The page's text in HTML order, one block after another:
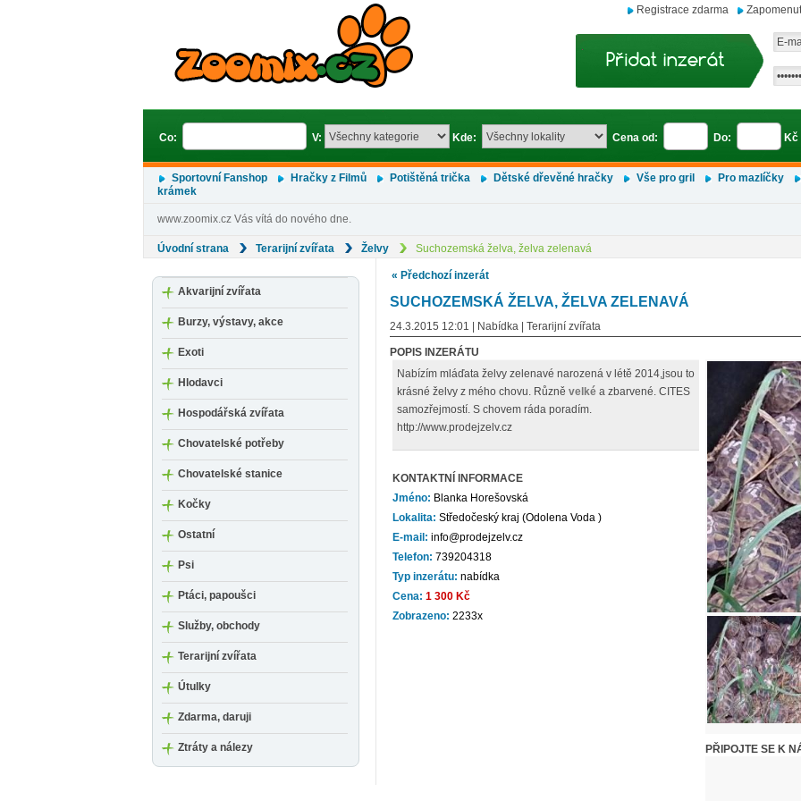
Registrace zdarma
Co: V: Kde: Cena od: Do: Kč
Sportovní Fanshop Hračky z Filmů Potištěná trička Dětské dřevěné hračky Vše pro gril
Pro mazlíčky
krámek
www.zoomix.cz Vás vítá do nového dne.
Úvodní strana Terarijní zvířata Želvy Suchozemská želva, želva zelenavá
Akvarijní zvířata
Burzy, výstavy, akce
Exoti
Hlodavci
Hospodářská zvířata
Chovatelské potřeby
Chovatelské stanice
Kočky
Ostatní
Psi
Ptáci, papoušci
Služby, obchody
Terarijní zvířata
Útulky
Zdarma, daruji
Ztráty a nálezy
« Předchozí inzerát
SUCHOZEMSKÁ ŽELVA, ŽELVA ZELENAVÁ
24.3.2015 12:01 | Nabídka | Terarijní zvířata
POPIS INZERÁTU
Nabízím mláďata želvy zelenavé narozená v létě 2014,jsou to
krásné želvy z mého chovu. Různě velké a zbarvené. CITES
samozřejmostí. S chovem ráda poradím.
http://www.prodejzelv.cz
KONTAKTNÍ INFORMACE
Jméno: Blanka Horešovská
Lokalita: Středočeský kraj (Odolena Voda )
E-mail: info@prodejzelv.cz
Telefon: 739204318
Typ inzerátu: nabídka
Cena: 1 300 Kč
Zobrazeno: 2233x
PŘIPOJTE SE K